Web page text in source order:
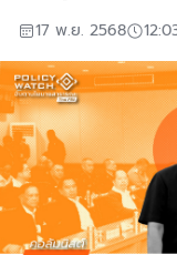
17 พ.ย. 2568